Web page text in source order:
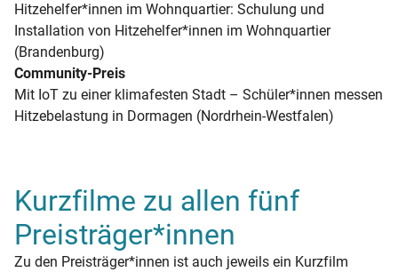
Hitzehelfer*innen im Wohnquartier: Schulung und
Installation von Hitzehelfer*innen im Wohnquartier
(Brandenburg)
Community-Preis
Mit IoT zu einer klimafesten Stadt – Schüler*innen messen
Hitzebelastung in Dormagen (Nordrhein-Westfalen)
Kurzfilme zu allen fünf
Preisträger*innen
Zu den Preisträger*innen ist auch jeweils ein Kurzfilm